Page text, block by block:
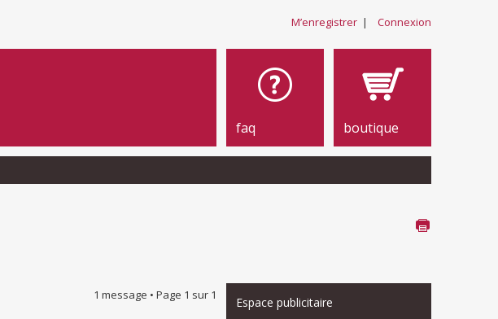
M’enregistrer | Connexion
faq boutique
1 message • Page 1 sur 1 Espace publicitaire